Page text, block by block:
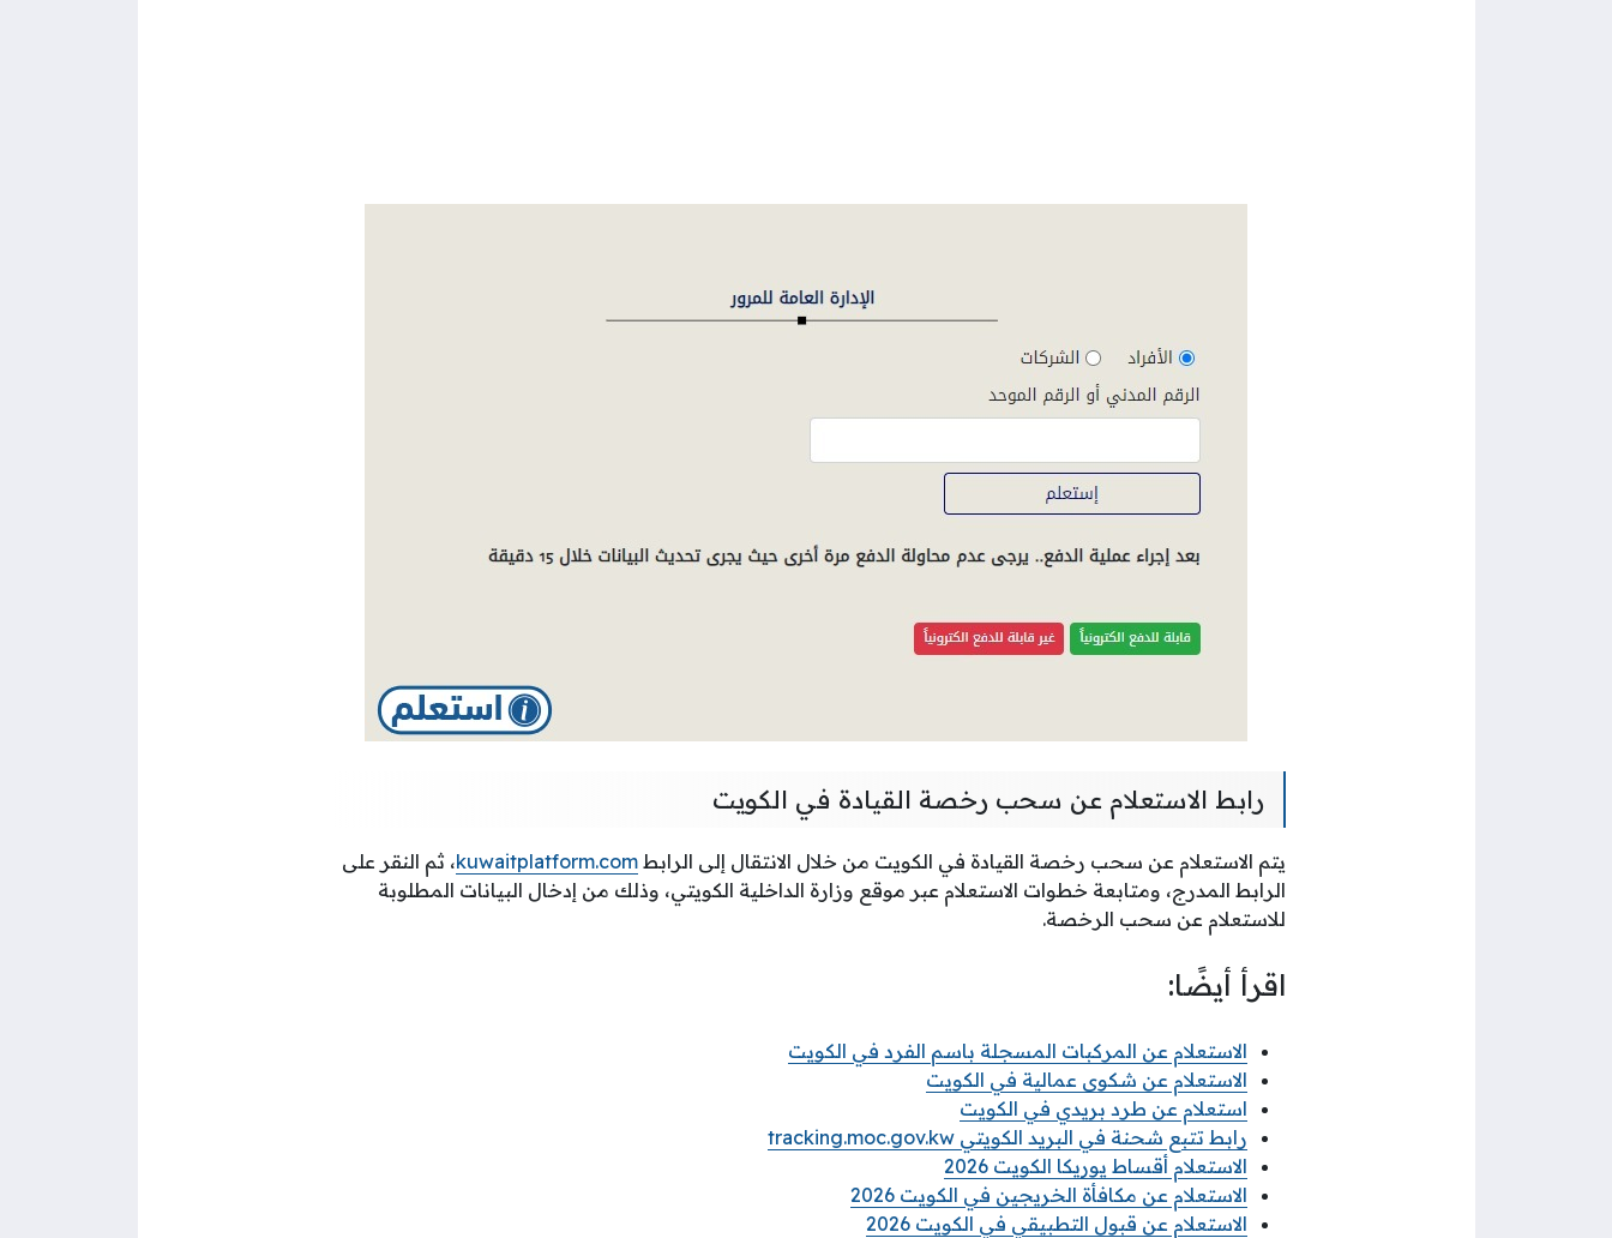
رابط الاستعلام عن سحب رخصة القيادة في الكويت
يتم الاستعلام عن سحب رخصة القيادة في الكويت من خلال الانتقال إلى الرابط kuwaitplatform.com، ثم النقر على
الرابط المدرج، ومتابعة خطوات الاستعلام عبر موقع وزارة الداخلية الكويتي، وذلك من إدخال البيانات المطلوبة
للاستعلام عن سحب الرخصة.
اقرأ أيضًا:
الاستعلام عن المركبات المسجلة باسم الفرد في الكويت
الاستعلام عن شكوى عمالية في الكويت
استعلام عن طرد بريدي في الكويت
رابط تتبع شحنة في البريد الكويتي tracking.moc.gov.kw
الاستعلام أقساط يوريكا الكويت 2026
الاستعلام عن مكافأة الخريجين في الكويت 2026
الاستعلام عن قبول التطبيقي في الكويت 2026